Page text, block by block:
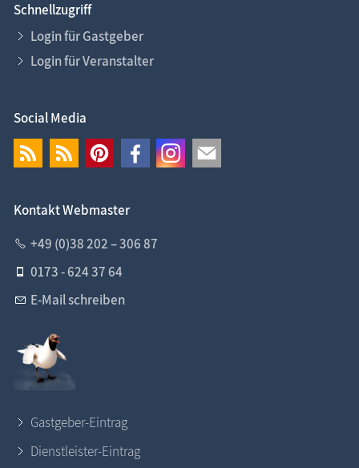
Schnellzugriff
Login für Gastgeber
Login für Veranstalter
Social Media
Kontakt Webmaster
+49 (0)38 202 – 306 87
0173 - 624 37 64
E-Mail schreiben
Gastgeber-Eintrag
Dienstleister-Eintrag